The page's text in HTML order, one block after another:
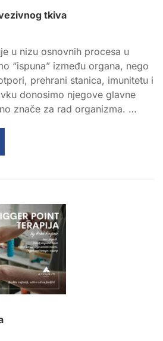
tkiva
u nizu osnovnih procesa u
“ispuna” između organa, nego
prehrani stanica, imunitetu i
donosimo njegove glavne
znače za rad organizma. …